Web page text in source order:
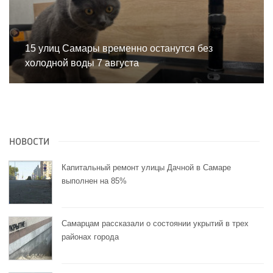
15 улиц Самары временно останутся без
холодной воды 7 августа
НОВОСТИ
Капитальный ремонт улицы Дачной в Самаре
выполнен на 85%
Самарцам рассказали о состоянии укрытий в трех
районах города